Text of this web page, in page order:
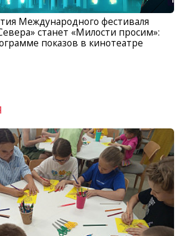
Международного фестиваля
станет «Милости просим»:
показов в кинотеатре